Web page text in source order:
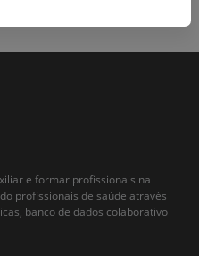
e formar profissionais na
profissionais de saúde através
banco de dados colaborativo